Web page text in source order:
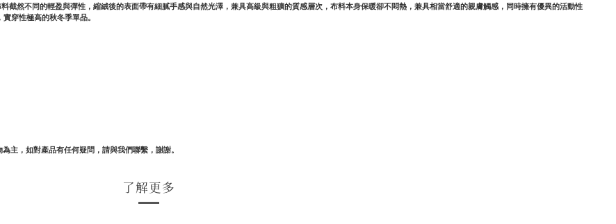
截然不同的輕盈與彈性，縮絨後的表面帶有細膩手感與自然光澤，兼具高級與粗獷的質感層次，布料本身保暖卻不悶熱，兼具相當舒適的親膚觸感，同時擁有優異的活動性
穿性極高的秋冬季單品。
主，如對產品有任何疑問，請與我們聯繫，謝謝。
了解更多